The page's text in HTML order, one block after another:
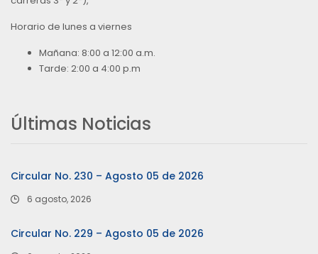
Horario de lunes a viernes
Mañana: 8:00 a 12:00 a.m.
Tarde: 2:00 a 4:00 p.m
Últimas Noticias
Circular No. 230 – Agosto 05 de 2026
6 agosto, 2026
Circular No. 229 – Agosto 05 de 2026